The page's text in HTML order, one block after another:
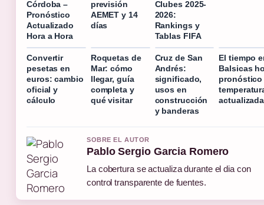
Córdoba –
Pronóstico
Actualizado
Hora a Hora
previsión
AEMET y 14
días
Clubes 2025-
2026:
Rankings y
Tablas FIFA
Convertir
pesetas en
euros: cambio
oficial y
cálculo
Roquetas de
Mar: cómo
llegar, guía
completa y
qué visitar
Cruz de San
Andrés:
significado,
usos en
construcción
y banderas
El tiempo
Balsicas
pronóstico
SOBRE EL AUTOR
Pablo Sergio Garcia Romero
La cobertura se actualiza durante el dia con
control transparente de fuentes.